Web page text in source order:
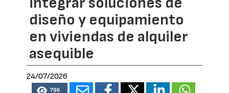
diseño y equipamiento
en viviendas de alquiler
asequible
24/07/2026
796